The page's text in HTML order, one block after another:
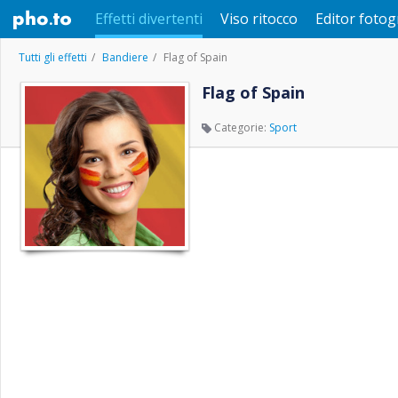
Effetti divertenti Viso ritocco Editor
Tutti gli effetti Bandiere Flag of Spain
Flag of Spain
Categorie: Sport